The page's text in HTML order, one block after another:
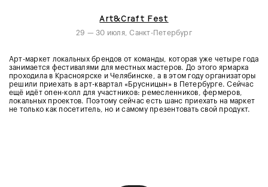
Art&Craft Fest
29 — 30 июля, Санкт-Петербург
Арт-маркет локальных брендов от команды, которая уже четыре года
занимается фестивалями для местных мастеров. До этого ярмарка
проходила в Красноярске и Челябинске, а в этом году организаторы
решили приехать в арт-квартал «Брусницын» в Петербурге. Сейчас
ещё идёт опен-колл для участников: ремесленников, фермеров,
локальных проектов. Поэтому сейчас есть шанс приехать на маркет
не только как посетитель, но и самому презентовать свой продукт.